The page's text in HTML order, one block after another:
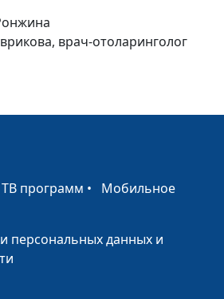
Зинатуллина, врач-
педиатр
педиатр
педиатр
Зинатуллина, врач-
врач-отоларинголог
программ • Мобильное
персональных данных и